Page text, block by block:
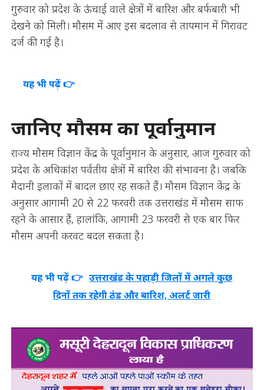
गुरुवार को प्रदेश के ऊंचाई वाले क्षेत्रों में बारिश और बर्फबारी भी
देखने को मिली। मौसम में आए इस बदलाव से तापमान में गिरावट
दर्ज की गई है।
यह भी पढ़ें 👉
जानिए मौसम का पूर्वानुमान
राज्य मौसम विज्ञान केंद्र के पूर्वानुमान के अनुसार, आज गुरुवार को
प्रदेश के अधिकांश पर्वतीय क्षेत्रों में बारिश की संभावना है। जबकि
मैदानी इलाकों में बादल छाए रह सकते हैं। मौसम विज्ञान केंद्र के
अनुसार आगामी 20 से 22 फरवरी तक उत्तराखंड में मौसम साफ
रहने के आसार हैं, हालांकि, आगामी 23 फरवरी से एक बार फिर
मौसम अपनी करवट बदल सकता है।
यह भी पढ़ें 👉 उत्तराखंड के पहाड़ी जिलों में अगले कुछ
दिनों तक रहेगी ठंड और बारिश, अलर्ट जारी